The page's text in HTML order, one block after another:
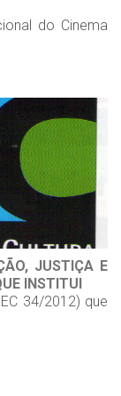
do Cinema
JUSTIÇA E
INSTITUI
34/2012) que